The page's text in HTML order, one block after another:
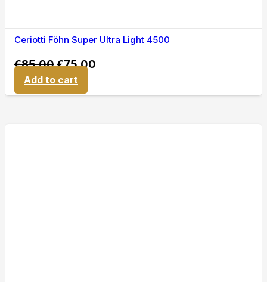
Ceriotti Föhn Super Ultra Light 4500
€85,00€75,00
Add to cart